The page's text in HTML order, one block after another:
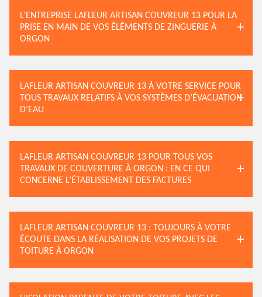
L’ENTREPRISE LAFLEUR ARTISAN COUVREUR 13 POUR LA
PRISE EN MAIN DE VOS ÉLÉMENTS DE ZINGUERIE À
ORGON
LAFLEUR ARTISAN COUVREUR 13 À VOTRE SERVICE POUR
TOUS TRAVAUX RELATIFS À VOS SYSTÈMES D’ÉVACUATION
D’EAU
LAFLEUR ARTISAN COUVREUR 13 POUR TOUS VOS
TRAVAUX DE COUVERTURE À ORGON : EN CE QUI
CONCERNE L’ÉTABLISSEMENT DES FACTURES
LAFLEUR ARTISAN COUVREUR 13 : TOUJOURS À VOTRE
ÉCOUTE DANS LA RÉALISATION DE VOS PROJETS DE
TOITURE À ORGON